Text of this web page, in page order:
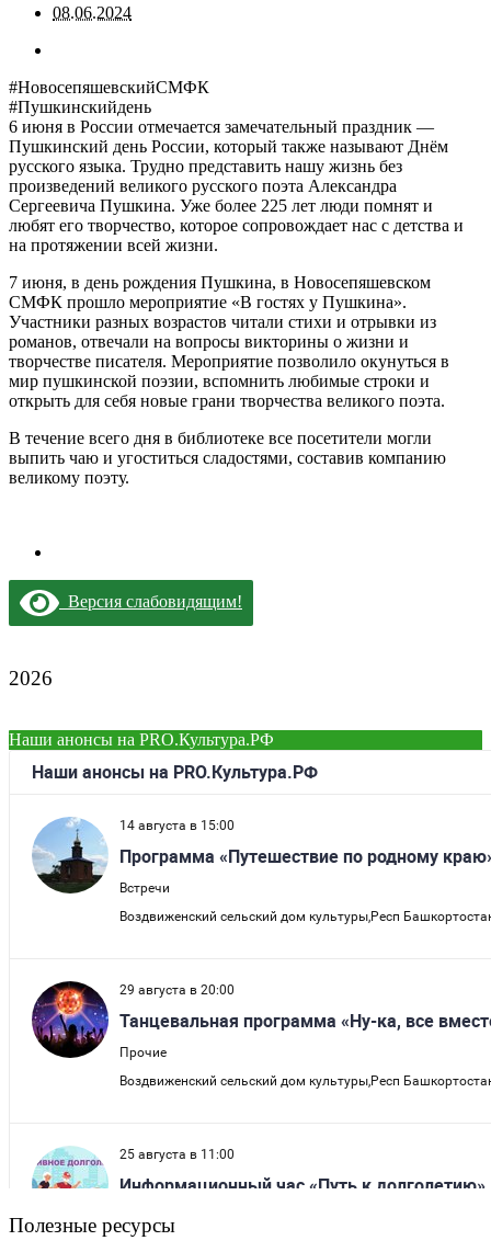
08.06.2024
#НовосепяшевскийСМФК
#Пушкинскийдень
6 июня в России отмечается замечательный праздник —
Пушкинский день России, который также называют Днём
русского языка. Трудно представить нашу жизнь без
произведений великого русского поэта Александра
Сергеевича Пушкина. Уже более 225 лет люди помнят и
любят его творчество, которое сопровождает нас с детства и
на протяжении всей жизни.
7 июня, в день рождения Пушкина, в Новосепяшевском
СМФК прошло мероприятие «В гостях у Пушкина».
Участники разных возрастов читали стихи и отрывки из
романов, отвечали на вопросы викторины о жизни и
творчестве писателя. Мероприятие позволило окунуться в
мир пушкинской поэзии, вспомнить любимые строки и
открыть для себя новые грани творчества великого поэта.
В течение всего дня в библиотеке все посетители могли
выпить чаю и угоститься сладостями, составив компанию
великому поэту.
Версия слабовидящим!
2026
Наши анонсы на PRO.Культура.РФ
Полезные ресурсы